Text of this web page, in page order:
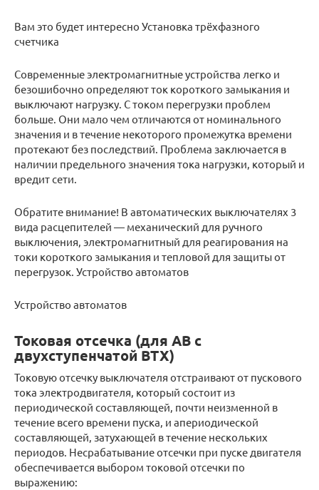
Вам это будет интересно Установка трёхфазного
счетчика
Современные электромагнитные устройства легко и
безошибочно определяют ток короткого замыкания и
выключают нагрузку. С током перегрузки проблем
больше. Они мало чем отличаются от номинального
значения и в течение некоторого промежутка времени
протекают без последствий. Проблема заключается в
наличии предельного значения тока нагрузки, который и
вредит сети.
Обратите внимание! В автоматических выключателях 3
вида расцепителей — механический для ручного
выключения, электромагнитный для реагирования на
токи короткого замыкания и тепловой для защиты от
перегрузок. Устройство автоматов
Устройство автоматов
Токовая отсечка (для АВ с
двухступенчатой ВТХ)
Токовую отсечку выключателя отстраивают от пускового
тока электродвигателя, который состоит из
периодической составляющей, почти неизменной в
течение всего времени пуска, и апериодической
составляющей, затухающей в течение нескольких
периодов. Несрабатывание отсечки при пуске двигателя
обеспечивается выбором токовой отсечки по
выражению: